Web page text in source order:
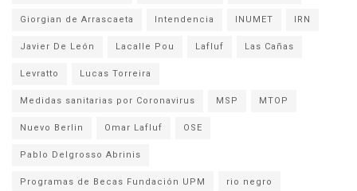
Giorgian de Arrascaeta Intendencia INUMET IRN
Javier De León Lacalle Pou Lafluf Las Cañas
Levratto Lucas Torreira
Medidas sanitarias por Coronavirus MSP MTOP
Nuevo Berlin Omar Lafluf OSE
Pablo Delgrosso Abrinis
Programas de Becas Fundación UPM rio negro